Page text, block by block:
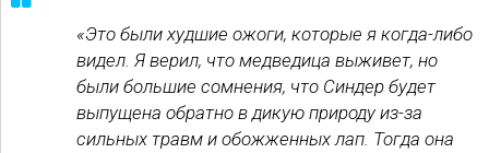
«Это были худшие ожоги, которые я когда-либо
видел. Я верил, что медведица выживет, но
были большие сомнения, что Синдер будет
выпущена обратно в дикую природу из-за
сильных травм и обожженных лап. Тогда она